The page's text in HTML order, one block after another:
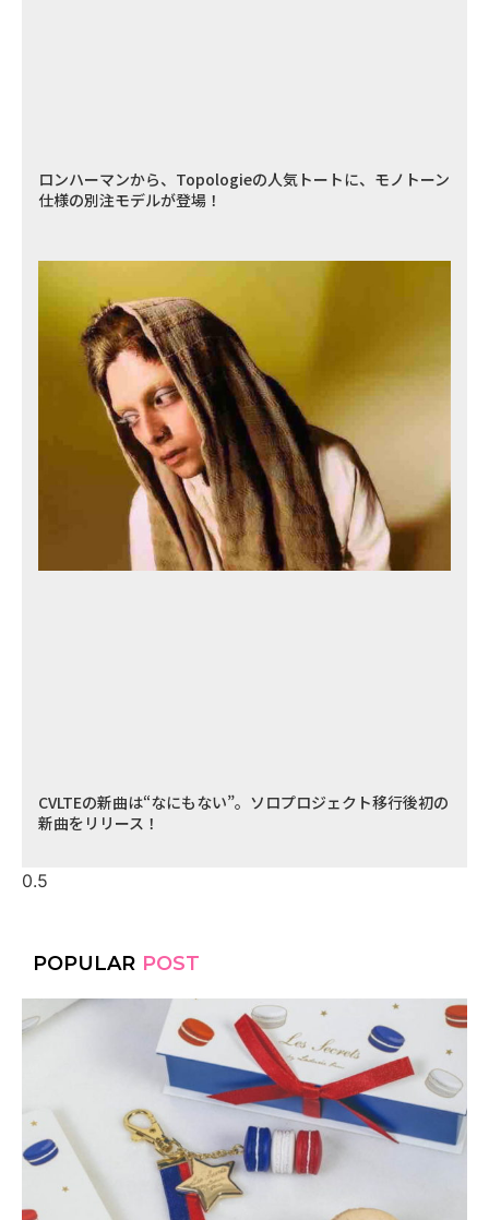
ロンハーマンから、Topologieの人気トートに、モノトーン
仕様の別注モデルが登場！
CVLTEの新曲は“なにもない”。ソロプロジェクト移行後初の
新曲をリリース！
POPULAR POST